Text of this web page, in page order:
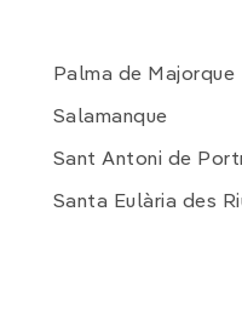
Palma de Majorque
Salamanque
Sant Antoni de
Santa Eulària des